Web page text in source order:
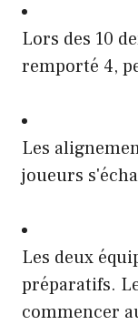
Lors des 10
remporté 4,
Les
joueurs
Les deux
préparatifs.
commencer